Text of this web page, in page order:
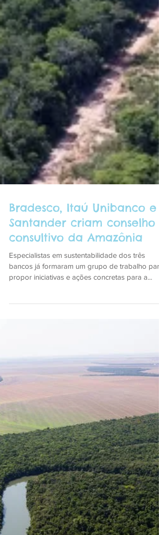
Bradesco, Itaú Unibanco e
Santander criam conselho
consultivo da Amazônia
Especialistas em sustentabilidade dos três
bancos já formaram um grupo de trabalho para